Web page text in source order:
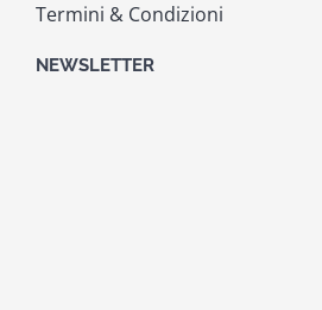
Termini & Condizioni
NEWSLETTER